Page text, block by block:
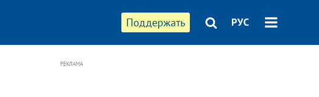
Поддержать РУС
РЕКЛАМА